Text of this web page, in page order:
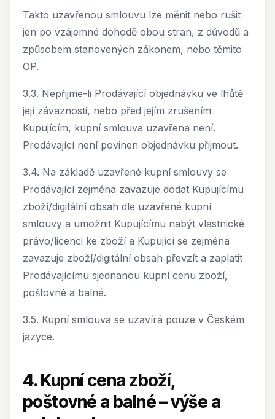
Takto uzavřenou smlouvu lze měnit nebo rušit
jen po vzájemné dohodě obou stran, z důvodů a
způsobem stanovených zákonem, nebo těmito
OP.
3.3. Nepřijme-li Prodávající objednávku ve lhůtě
její závaznosti, nebo před jejím zrušením
Kupujícím, kupní smlouva uzavřena není.
Prodávající není povinen objednávku přijmout.
3.4. Na základě uzavřené kupní smlouvy se
Prodávající zejména zavazuje dodat Kupujícímu
zboží/digitální obsah dle uzavřené kupní
smlouvy a umožnit Kupujícímu nabýt vlastnické
právo/licenci ke zboží a Kupující se zejména
zavazuje zboží/digitální obsah převzít a zaplatit
Prodávajícímu sjednanou kupní cenu zboží,
poštovné a balné.
3.5. Kupní smlouva se uzavírá pouze v Českém
jazyce.
4. Kupní cena zboží,
poštovné a balné – výše a